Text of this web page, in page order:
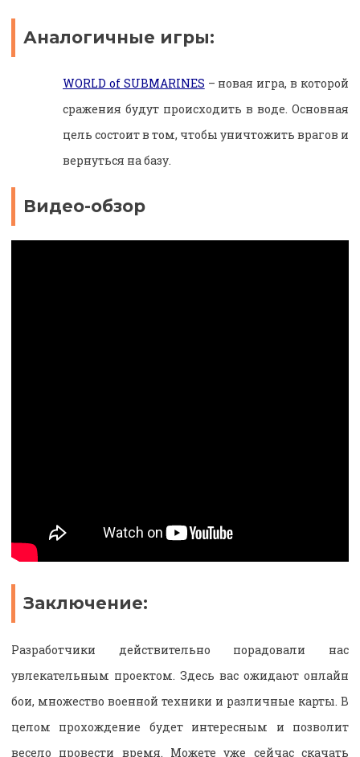
Аналогичные игры:
WORLD of SUBMARINES – новая игра, в которой
сражения будут происходить в воде. Основная
цель состоит в том, чтобы уничтожить врагов и
вернуться на базу.
Видео-обзор
Заключение:
Разработчики действительно порадовали нас
увлекательным проектом. Здесь вас ожидают онлайн
бои, множество военной техники и различные карты. В
целом прохождение будет интересным и позволит
весело провести время. Можете уже сейчас скачать